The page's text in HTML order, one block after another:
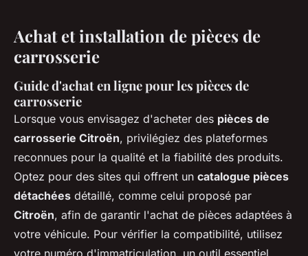
Achat et installation de pièces de
carrosserie
Guide d'achat en ligne pour les pièces de
carrosserie
Lorsque vous envisagez d'acheter des pièces de
carrosserie Citroën, privilégiez des plateformes
reconnues pour la qualité et la fiabilité des produits.
Optez pour des sites qui offrent un catalogue pièces
détachées détaillé, comme celui proposé par
Citroën, afin de garantir l'achat de pièces adaptées à
votre véhicule. Pour vérifier la compatibilité, utilisez